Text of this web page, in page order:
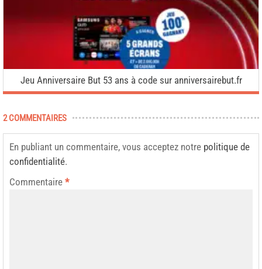
Jeu Anniversaire But 53 ans à code sur anniversairebut.fr
2 COMMENTAIRES
En publiant un commentaire, vous acceptez notre politique de
confidentialité.
Commentaire *